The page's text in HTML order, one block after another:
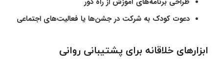
دعوت کودک به شرکت در جشن‌ها یا فعالیت‌های اجتماعی
ابزارهای خلاقانه برای پشتیبانی روانی